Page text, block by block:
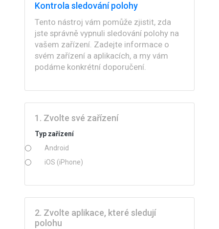
Kontrola sledování polohy
Tento nástroj vám pomůže zjistit, zda
jste správně vypnuli sledování polohy na
vašem zařízení. Zadejte informace o
svém zařízení a aplikacích, a my vám
podáme konkrétní doporučení.
1. Zvolte své zařízení
Typ zařízení
Android
iOS (iPhone)
2. Zvolte aplikace, které sledují
polohu